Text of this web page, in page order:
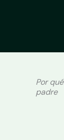
Por
padre